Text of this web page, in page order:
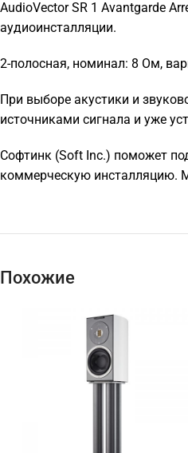
AudioVector SR 1 Avantgarde
аудиоинсталляции.
2-полосная, номинал: 8 Ом,
При выборе акустики и
источниками сигнала и уже
Софтинк (Soft Inc.) поможет
коммерческую инсталляцию.
Похожие